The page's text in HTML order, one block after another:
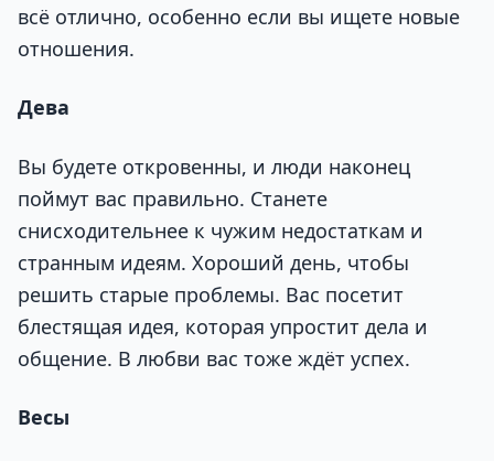
всё отлично, особенно если вы ищете новые
отношения.
Дева
Вы будете откровенны, и люди наконец
поймут вас правильно. Станете
снисходительнее к чужим недостаткам и
странным идеям. Хороший день, чтобы
решить старые проблемы. Вас посетит
блестящая идея, которая упростит дела и
общение. В любви вас тоже ждёт успех.
Весы